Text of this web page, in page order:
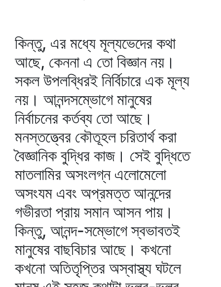
কিন্তু, এর মধ্যে মূল্যভেদের কথা
আছে, কেননা এ তো বিজ্ঞান নয়।
সকল উপলব্ধিরই নির্বিচারে এক মূল্য
নয়। আনন্দসম্ভোগে মানুষের
নির্বাচনের কর্তব্য তো আছে।
মনস্তত্ত্বের কৌতূহল চরিতার্থ করা
বৈজ্ঞানিক বুদ্ধির কাজ। সেই বুদ্ধিতে
মাতলামির অসংলগ্ন এলোমেলো
অসংযম এবং অপ্রমত্ত আনন্দের
গভীরতা প্রায় সমান আসন পায়।
কিন্তু, আনন্দ-সম্ভোগে স্বভাবতই
মানুষের বাছবিচার আছে। কখনো
কখনো অতিতৃপ্তির অস্বাস্থ্য ঘটলে